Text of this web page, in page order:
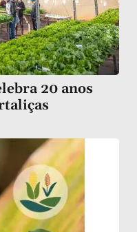
20 anos